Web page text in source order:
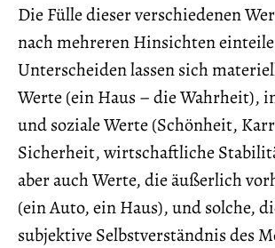
Die Fülle dieser verschiedenen
nach mehreren Hinsichten
Unterscheiden lassen sich
Werte (ein Haus – die Wahrheit),
und soziale Werte (Schönheit,
Sicherheit, wirtschaftliche
aber auch Werte, die äußerlich
(ein Auto, ein Haus), und solche,
subjektive Selbstverständnis des